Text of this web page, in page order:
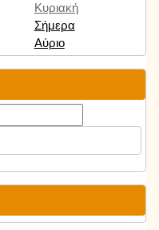
Κυριακή
Σήμερα
Αύριο